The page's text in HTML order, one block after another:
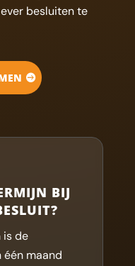
besluiten te
BIJ
is de
maand